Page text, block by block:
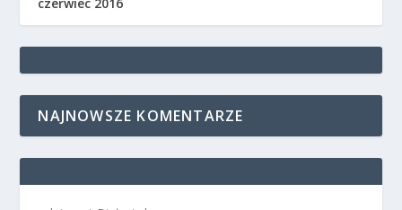
NAJNOWSZE KOMENTARZE